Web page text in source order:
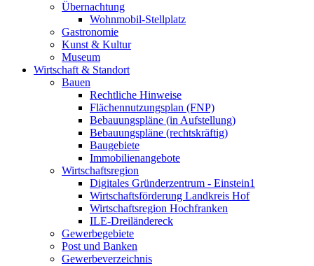
Übernachtung
Wohnmobil-Stellplatz
Gastronomie
Kunst & Kultur
Museum
Wirtschaft & Standort
Bauen
Rechtliche Hinweise
Flächennutzungsplan (FNP)
Bebauungspläne (in Aufstellung)
Bebauungspläne (rechtskräftig)
Baugebiete
Immobilienangebote
Wirtschaftsregion
Digitales Gründerzentrum - Einstein1
Wirtschaftsförderung Landkreis Hof
Wirtschaftsregion Hochfranken
ILE-Dreiländereck
Gewerbegebiete
Post und Banken
Gewerbeverzeichnis